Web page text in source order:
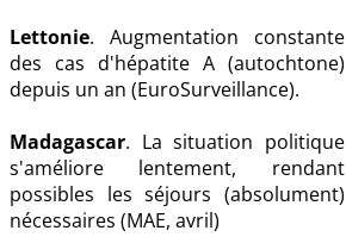
Lettonie. Augmentation constante
des cas d'hépatite A (autochtone)
depuis un an (EuroSurveillance).
Madagascar. La situation politique
s'améliore lentement, rendant
possibles les séjours (absolument)
nécessaires (MAE, avril)